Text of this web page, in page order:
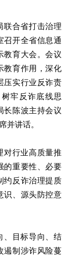
联合省打击治理
召开全省信息通
教育大会。会议
教育作用，深化
压实行业反诈责
牢反诈底线思
长陈波主持会议
并讲话。
对行业高质量推
的重要性、必要
约反诈治理提质
识、源头防控意
、目标导向、结
遏制涉诈风险蔓